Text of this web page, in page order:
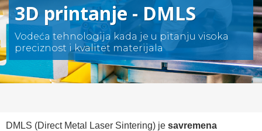
3D printanje - DMLS
Vodeća tehnologija kada je u pitanju visoka
preciznost i kvalitet materijala
DMLS (Direct Metal Laser Sintering) je savremena